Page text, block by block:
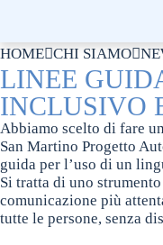
HOME CHI SIAMO
LINEE
INCLUSIVO
Abbiamo scelto di fare
San Martino Progetto
guida per l’uso di un
Si tratta di uno
comunicazione più
tutte le persone, senza